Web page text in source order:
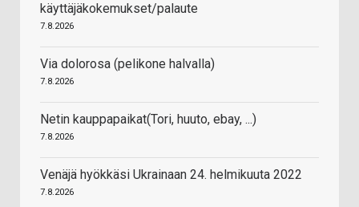
käyttäjäkokemukset/palaute
7.8.2026
Via dolorosa (pelikone halvalla)
7.8.2026
Netin kauppapaikat(Tori, huuto, ebay, ...)
7.8.2026
Venäjä hyökkäsi Ukrainaan 24. helmikuuta 2022
7.8.2026